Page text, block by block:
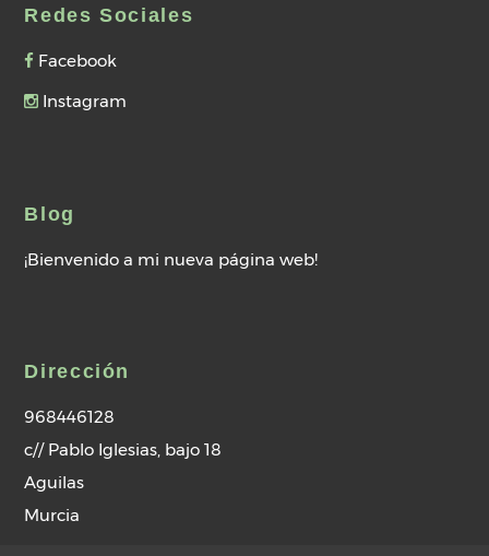
Redes Sociales
Facebook
Instagram
Blog
¡Bienvenido a mi nueva página web!
Dirección
968446128
c// Pablo Iglesias, bajo 18
Aguilas
Murcia